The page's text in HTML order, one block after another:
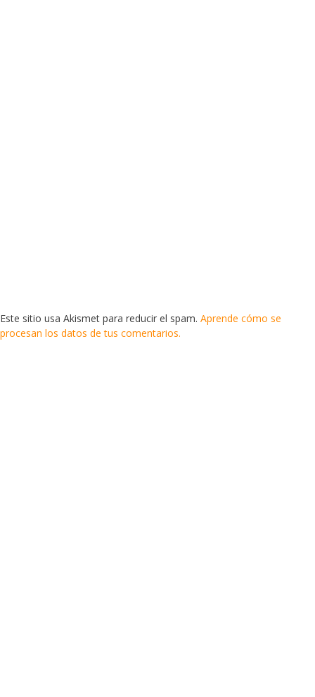
Este sitio usa Akismet para reducir el spam. Aprende cómo se
procesan los datos de tus comentarios.